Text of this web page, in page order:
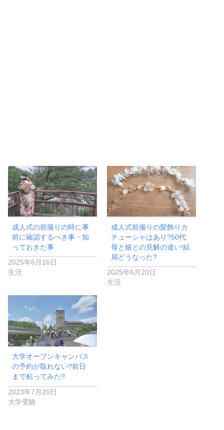
成人式の前撮りの時に事
前に確認するべき事・知
っておきた事
2025年6月16日
生活
成人式前撮りの髪飾りカ
チューシャはあり?50代
母と娘との見解の違い!結
局どうなった?
2025年6月20日
生活
大学オーブンキャンパス
の予約が取れない?前日
まで粘ってみた!!
2023年7月20日
大学受験